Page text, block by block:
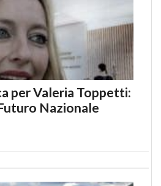
per Valeria Toppetti:
Nazionale